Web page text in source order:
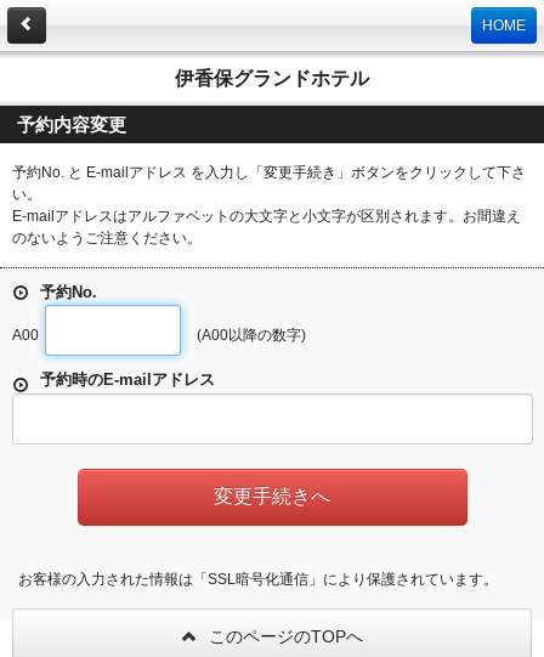
HOME
伊香保グランドホテル
予約内容変更
予約No. と E-mailアドレス を入力し「変更手続き」ボタンをクリックして下さ
い。
E-mailアドレスはアルファベットの大文字と小文字が区別されます。お間違え
のないようご注意ください。
予約No.
A00 (A00以降の数字)
予約時のE-mailアドレス
お客様の入力された情報は「SSL暗号化通信」により保護されています。
このページのTOPへ